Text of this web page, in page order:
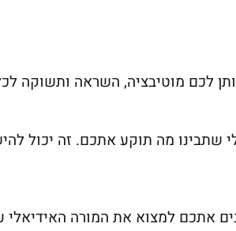
לכם מוטיבציה, השראה ותשוקה
שתבינו מה תוקע אתכם. זה יכול
אתכם למצוא את המורה האידיאלי